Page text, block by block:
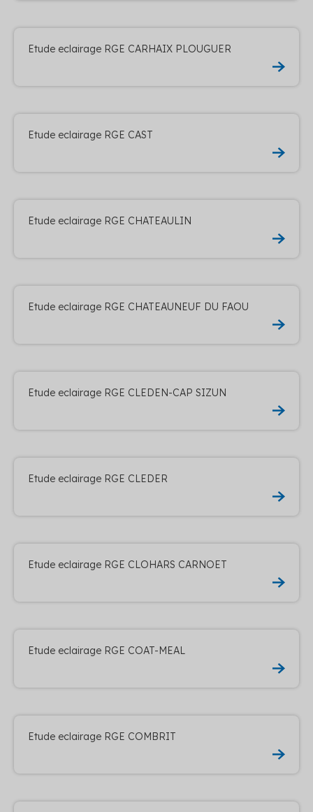
Etude eclairage RGE CARHAIX PLOUGUER
Etude eclairage RGE CAST
Etude eclairage RGE CHATEAULIN
Etude eclairage RGE CHATEAUNEUF DU FAOU
Etude eclairage RGE CLEDEN-CAP SIZUN
Etude eclairage RGE CLEDER
Etude eclairage RGE CLOHARS CARNOET
Etude eclairage RGE COAT-MEAL
Etude eclairage RGE COMBRIT